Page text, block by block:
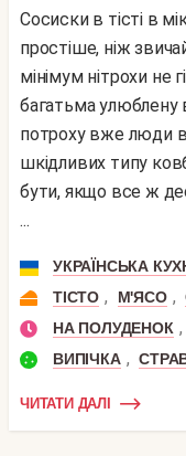
Сосиски в тісті в мікрохвильовці готуються ще
простіше, ніж
мінімум нітрохи не
багатьма улюблену
потроху вже люди
шкідливих типу
бути, якщо все ж
...
УКРАЇНСЬКА
ТІСТО , М'ЯСО ,
НА ПОЛУДЕНОК ,
ВИПІЧКА ,
ЧИТАТИ ДАЛІ